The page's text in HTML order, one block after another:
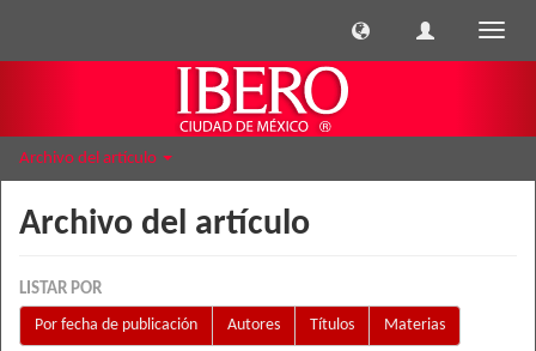
Archivo del artículo
Archivo del artículo
LISTAR POR
Por fecha de publicación
Autores Títulos Materias